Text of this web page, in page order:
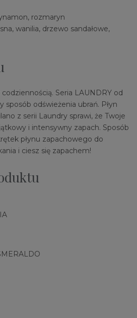
rozmaryn
wanilia, drzewo sandałowe,
Seria LAUNDRY od
sposób odświeżenia ubrań. Płyn
z serii Laundry sprawi, że Twoje
i intensywny zapach. Sposób
płynu zapachowego do
i ciesz się zapachem!